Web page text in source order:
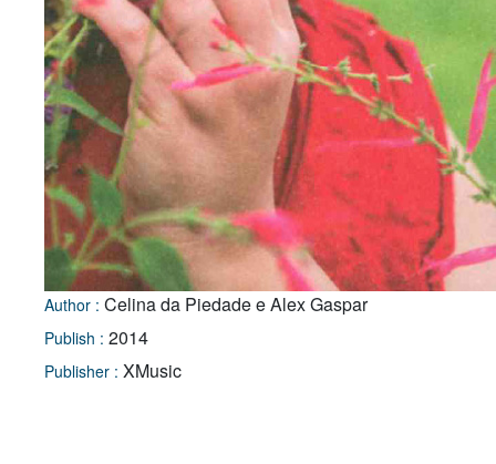
Author : Celina da Piedade e Alex Gaspar
Publish : 2014
Publisher : XMusic